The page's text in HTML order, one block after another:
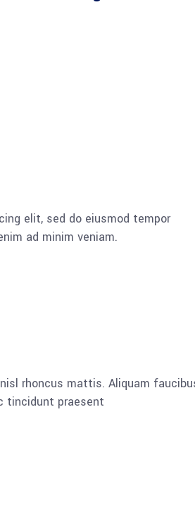
elit, sed do eiusmod tempor
ad minim veniam.
rhoncus mattis. Aliquam
tincidunt praesent